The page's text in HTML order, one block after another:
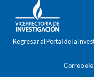
Regresar al Portal de la
Correo